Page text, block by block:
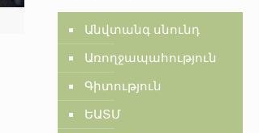
Անվտանգ սնունդ
Առողջապահություն
Գիտություն
ԵԱՏՄ